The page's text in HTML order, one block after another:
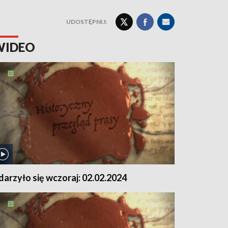
UDOSTĘPNIJ:
się wczoraj: 02.02.2024